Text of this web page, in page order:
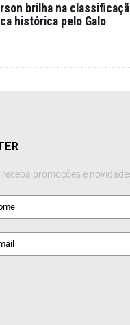
brilha na
histórica pelo Galo
receba promoções e